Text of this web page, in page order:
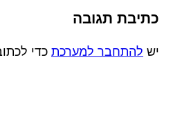
כתיבת תגובה
יש להתחבר למערכת כדי